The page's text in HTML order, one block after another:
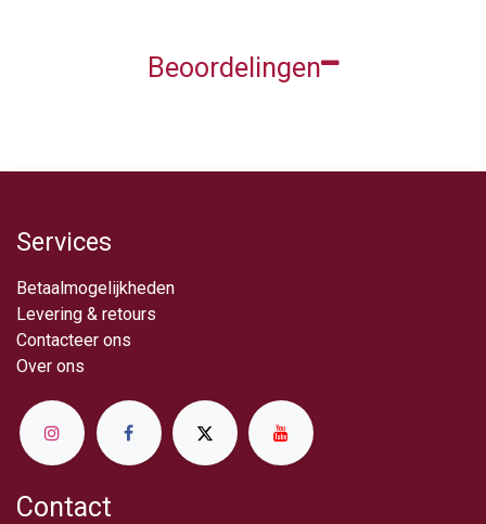
Beoordelingen
Services
Betaalmogelijkheden
Levering & retou​rs
Contacteer ons
Over ​ons
Contact